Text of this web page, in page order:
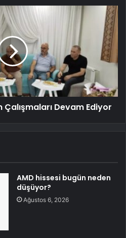
Çalışmaları Devam Ediyor
AMD hissesi bugün neden
düşüyor?
Ağustos 6, 2026